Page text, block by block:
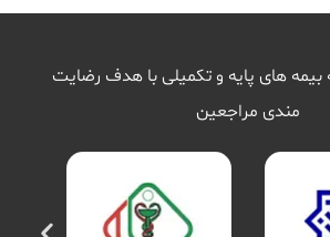
بیمه های پایه و تکمیلی با هدف رضایت
مندی مراجعین